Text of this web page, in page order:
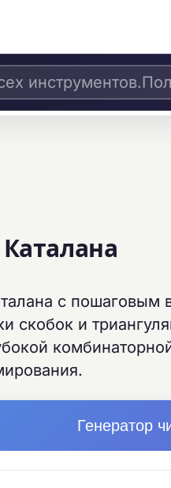
с
скобок и
Генератор